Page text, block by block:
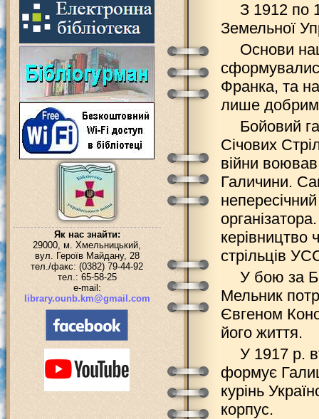
Як нас знайти:
29000, м. Хмельницький,
вул. Героїв Майдану, 28
тел./факс: (0382) 79-44-92
тел.: 65-58-25
e-mail:
library.ounb.km@gmail.com
З 1912 по
Земельної
Основи
Франка, та
лише добрим
Бойовий
Січових
війни воював
Галичини.
керівництво
стрільців
У бою за
Мельник
Євгеном
його життя.
У 1917 р.
формує
курінь
корпус.